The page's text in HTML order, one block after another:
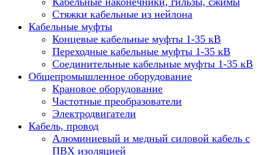
Стяжки кабельные из нейлона
Кабельные муфты
Концевые кабельные муфты 1-35 кВ
Переходные кабельные муфты 1-35 кВ
Соединительные кабельные муфты 1-35 кВ
Общепромышленное оборудование
Крановое оборудование
Частотные преобразователи
Электродвигатели
Кабель, провод
Алюминиевый и медный силовой кабель с
ПВХ изоляцией